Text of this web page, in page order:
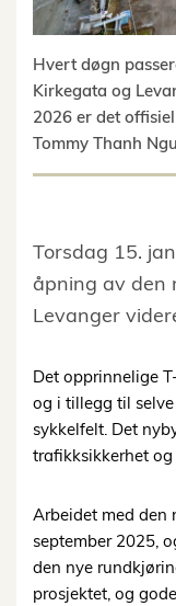
Hvert døgn
Kirkegata og
2026 er det
Tommy Thanh
Torsdag 15.
åpning av den
Levanger
Det opprinnelige
og i tillegg til
sykkelfelt. Det
trafikksikkerhet
Arbeidet med den
september 2025,
den nye
prosjektet, og